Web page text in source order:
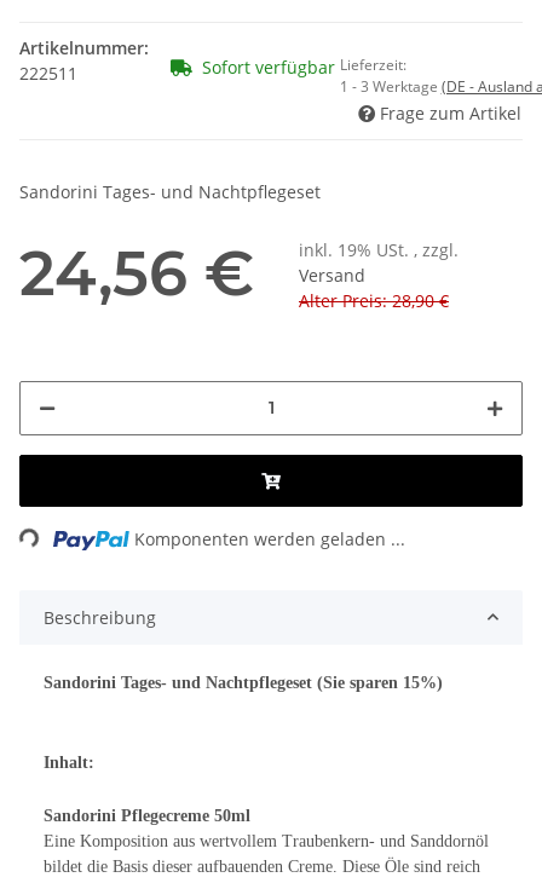
Artikelnummer:
222511
Sofort verfügbar Lieferzeit:
1 - 3 Werktage (DE - Ausland
Frage zum Artikel
Sandorini Tages- und Nachtpflegeset
24,56 €
inkl. 19% USt. , zzgl.
Versand
Alter Preis: 28,90 €
Loading... Komponenten werden geladen ...
Beschreibung
Sandorini Tages- und Nachtpflegeset (Sie sparen 15%)
Inhalt:
Sandorini Pflegecreme 50ml
Eine Komposition aus wertvollem Traubenkern- und Sanddornöl
bildet die Basis dieser aufbauenden Creme. Diese Öle sind reich